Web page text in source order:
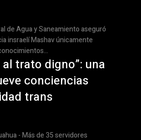
de Agua y Saneamiento aseguró
insraelí Mashav únicamente
trato digno”: una
conciencias
trans